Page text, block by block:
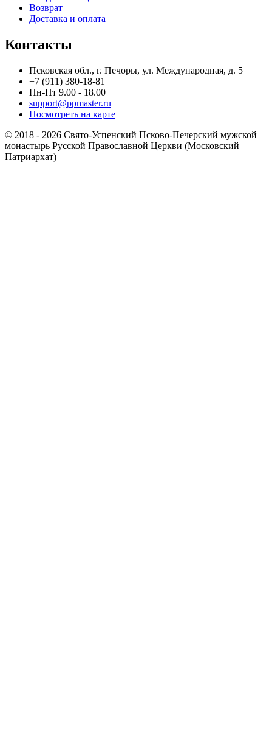
Возврат
Доставка и оплата
Контакты
Псковская обл., г. Печоры, ул. Международная, д. 5
+7 (911) 380-18-81
Пн-Пт 9.00 - 18.00
support@ppmaster.ru
Посмотреть на карте
© 2018 - 2026 Свято-Успенский Псково-Печерский мужской
монастырь Русской Православной Церкви (Московский
Патриархат)